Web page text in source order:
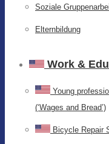
Soziale
Elternbildung
Work &
Young
(‘Wages and Bread’)
Bicycle Repair